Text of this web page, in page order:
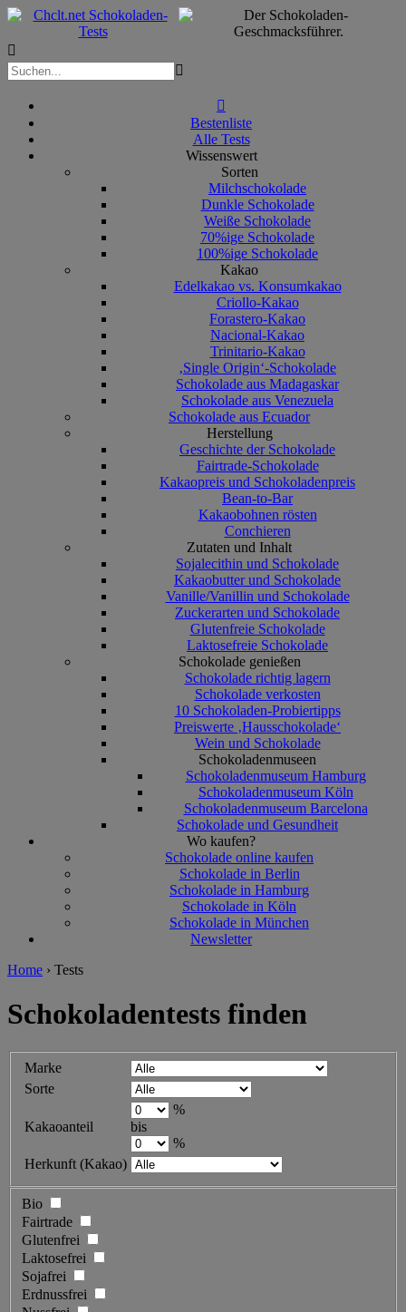



Bestenliste
Alle Tests
Wissenswert
Sorten
Milchschokolade
Dunkle Schokolade
Weiße Schokolade
70%ige Schokolade
100%ige Schokolade
Kakao
Edelkakao vs. Konsumkakao
Criollo-Kakao
Forastero-Kakao
Nacional-Kakao
Trinitario-Kakao
‚Single Origin‘-Schokolade
Schokolade aus Madagaskar
Schokolade aus Venezuela
Schokolade aus Ecuador
Herstellung
Geschichte der Schokolade
Fairtrade-Schokolade
Kakaopreis und Schokoladenpreis
Bean-to-Bar
Kakaobohnen rösten
Conchieren
Zutaten und Inhalt
Sojalecithin und Schokolade
Kakaobutter und Schokolade
Vanille/Vanillin und Schokolade
Zuckerarten und Schokolade
Glutenfreie Schokolade
Laktosefreie Schokolade
Schokolade genießen
Schokolade richtig lagern
Schokolade verkosten
10 Schokoladen-Probiertipps
Preiswerte ‚Hausschokolade‘
Wein und Schokolade
Schokoladenmuseen
Schokoladenmuseum Hamburg
Schokoladenmuseum Köln
Schokoladenmuseum Barcelona
Schokolade und Gesundheit
Wo kaufen?
Schokolade online kaufen
Schokolade in Berlin
Schokolade in Hamburg
Schokolade in Köln
Schokolade in München
Newsletter
Home › Tests
Schokoladentests finden
Marke
Sorte
Kakaoanteil
%
bis
%
Herkunft (Kakao)
Bio
Fairtrade
Glutenfrei
Laktosefrei
Sojafrei
Erdnussfrei